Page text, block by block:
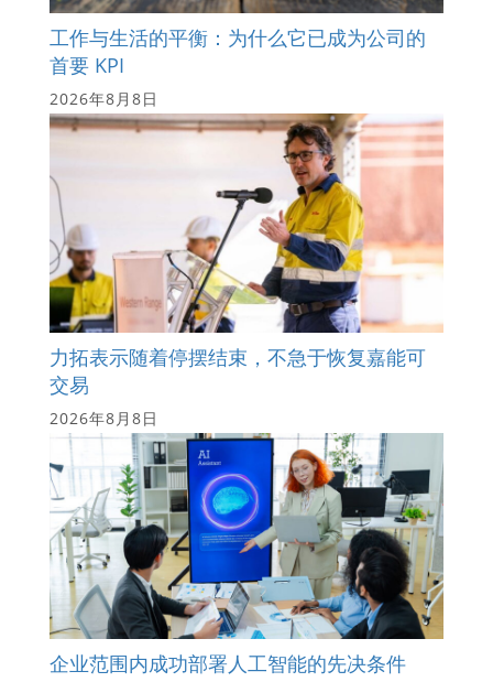
工作与生活的平衡：为什么它已成为公司的
首要 KPI
2026年8月8日
力拓表示随着停摆结束，不急于恢复嘉能可
交易
2026年8月8日
企业范围内成功部署人工智能的先决条件